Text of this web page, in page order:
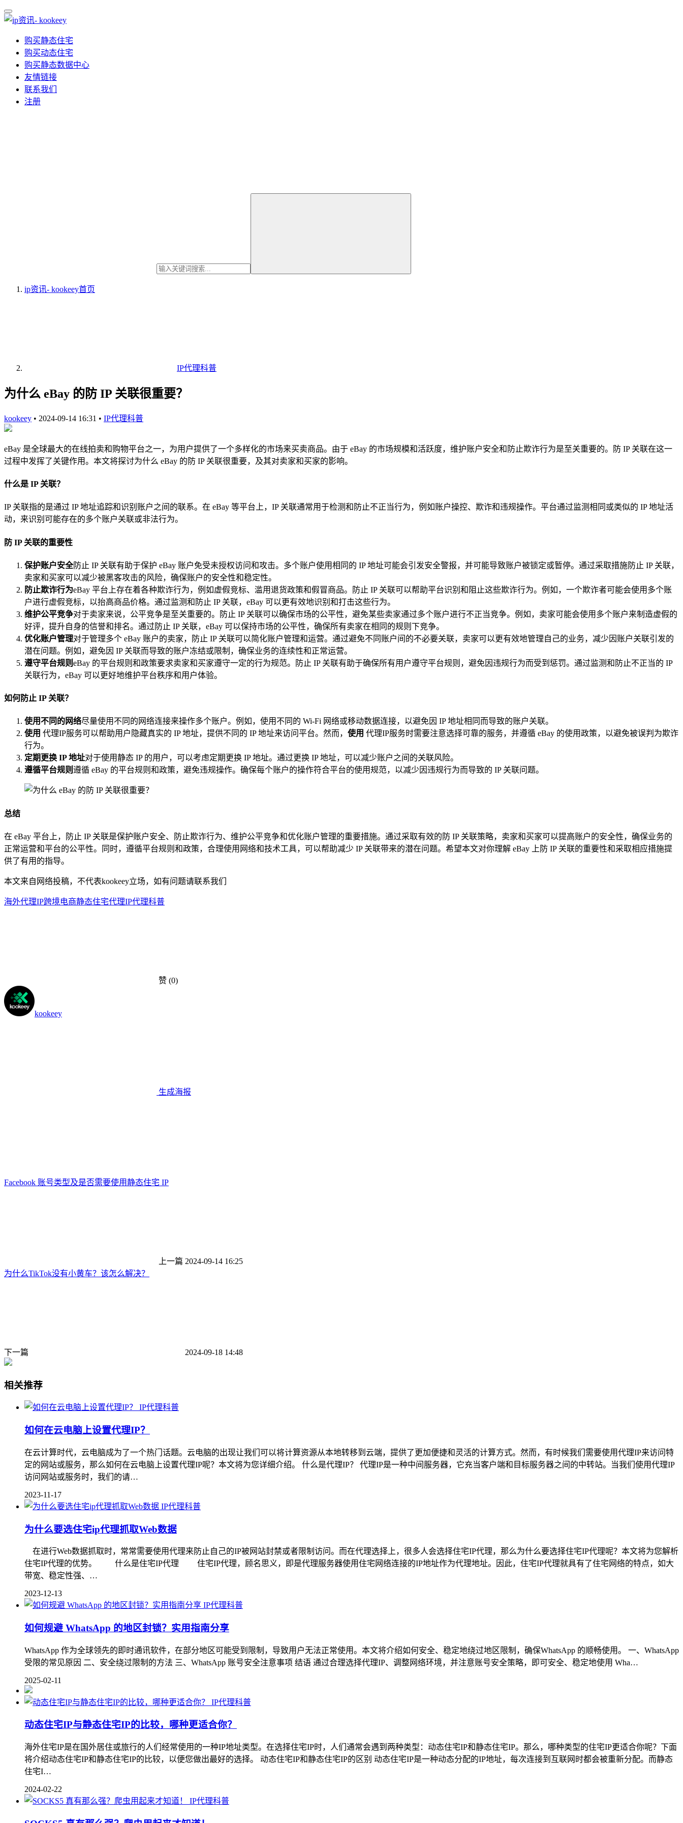
购买静态住宅
购买动态住宅
购买静态数据中心
友情链接
联系我们
注册
ip资讯- kookeey首页
IP代理科普
为什么 eBay 的防 IP 关联很重要？
kookeey • 2024-09-14 16:31 • IP代理科普
eBay 是全球最大的在线拍卖和购物平台之一，为用户提供了一个多样化的市场来买卖商品。由于 eBay 的市场规模和活跃度，维护账户安全和防止欺诈行为是至关重要的。防 IP 关联在这一
过程中发挥了关键作用。本文将探讨为什么 eBay 的防 IP 关联很重要，及其对卖家和买家的影响。
什么是 IP 关联？
IP 关联指的是通过 IP 地址追踪和识别账户之间的联系。在 eBay 等平台上，IP 关联通常用于检测和防止不正当行为，例如账户操控、欺诈和违规操作。平台通过监测相同或类似的 IP 地址活
动，来识别可能存在的多个账户关联或非法行为。
防 IP 关联的重要性
保护账户安全防止 IP 关联有助于保护 eBay 账户免受未授权访问和攻击。多个账户使用相同的 IP 地址可能会引发安全警报，并可能导致账户被锁定或暂停。通过采取措施防止 IP 关联，
卖家和买家可以减少被黑客攻击的风险，确保账户的安全性和稳定性。
防止欺诈行为eBay 平台上存在着各种欺诈行为，例如虚假竞标、滥用退货政策和假冒商品。防止 IP 关联可以帮助平台识别和阻止这些欺诈行为。例如，一个欺诈者可能会使用多个账
户进行虚假竞标，以抬高商品价格。通过监测和防止 IP 关联，eBay 可以更有效地识别和打击这些行为。
维护公平竞争对于卖家来说，公平竞争是至关重要的。防止 IP 关联可以确保市场的公平性，避免某些卖家通过多个账户进行不正当竞争。例如，卖家可能会使用多个账户来制造虚假的
好评，提升自身的信誉和排名。通过防止 IP 关联，eBay 可以保持市场的公平性，确保所有卖家在相同的规则下竞争。
优化账户管理对于管理多个 eBay 账户的卖家，防止 IP 关联可以简化账户管理和运营。通过避免不同账户间的不必要关联，卖家可以更有效地管理自己的业务，减少因账户关联引发的
潜在问题。例如，避免因 IP 关联而导致的账户冻结或限制，确保业务的连续性和正常运营。
遵守平台规则eBay 的平台规则和政策要求卖家和买家遵守一定的行为规范。防止 IP 关联有助于确保所有用户遵守平台规则，避免因违规行为而受到惩罚。通过监测和防止不正当的 IP
关联行为，eBay 可以更好地维护平台秩序和用户体验。
如何防止 IP 关联？
使用不同的网络尽量使用不同的网络连接来操作多个账户。例如，使用不同的 Wi-Fi 网络或移动数据连接，以避免因 IP 地址相同而导致的账户关联。
使用 代理IP服务可以帮助用户隐藏真实的 IP 地址，提供不同的 IP 地址来访问平台。然而， 使用 代理IP服务时需要注意选择可靠的服务，并遵循 eBay 的使用政策，以避免被误判为欺诈
行为。
定期更换 IP 地址对于使用静态 IP 的用户，可以考虑定期更换 IP 地址。通过更换 IP 地址，可以减少账户之间的关联风险。
遵循平台规则遵循 eBay 的平台规则和政策，避免违规操作。确保每个账户的操作符合平台的使用规范，以减少因违规行为而导致的 IP 关联问题。
总结
在 eBay 平台上，防止 IP 关联是保护账户安全、防止欺诈行为、维护公平竞争和优化账户管理的重要措施。通过采取有效的防 IP 关联策略，卖家和买家可以提高账户的安全性，确保业务的
正常运营和平台的公平性。同时，遵循平台规则和政策，合理使用网络和技术工具，可以帮助减少 IP 关联带来的潜在问题。希望本文对你理解 eBay 上防 IP 关联的重要性和采取相应措施提
供了有用的指导。
本文来自网络投稿，不代表kookeey立场，如有问题请联系我们
海外代理IP跨境电商静态住宅代理IP代理科普
赞 (0)
kookeey
生成海报
Facebook 账号类型及是否需要使用静态住宅 IP
上一篇 2024-09-14 16:25
为什么TikTok没有小黄车？该怎么解决？
下一篇 2024-09-18 14:48
相关推荐
IP代理科普
如何在云电脑上设置代理IP？
在云计算时代，云电脑成为了一个热门话题。云电脑的出现让我们可以将计算资源从本地转移到云端，提供了更加便捷和灵活的计算方式。然而，有时候我们需要使用代理IP来访问特
定的网站或服务，那么如何在云电脑上设置代理IP呢？本文将为您详细介绍。 什么是代理IP？ 代理IP是一种中间服务器，它充当客户端和目标服务器之间的中转站。当我们使用代理IP
访问网站或服务时，我们的请…
2023-11-17
IP代理科普
为什么要选住宅ip代理抓取Web数据
在进行Web数据抓取时，常常需要使用代理来防止自己的IP被网站封禁或者限制访问。而在代理选择上，很多人会选择住宅IP代理，那么为什么要选择住宅IP代理呢？本文将为您解析
住宅IP代理的优势。 什么是住宅IP代理 住宅IP代理，顾名思义，即是代理服务器使用住宅网络连接的IP地址作为代理地址。因此，住宅IP代理就具有了住宅网络的特点，如大
带宽、稳定性强、…
2023-12-13
IP代理科普
如何规避 WhatsApp 的地区封锁？实用指南分享
WhatsApp 作为全球领先的即时通讯软件，在部分地区可能受到限制，导致用户无法正常使用。本文将介绍如何安全、稳定地绕过地区限制，确保WhatsApp 的顺畅使用。 一、WhatsApp
受限的常见原因 二、安全绕过限制的方法 三、WhatsApp 账号安全注意事项 结语 通过合理选择代理IP、调整网络环境，并注意账号安全策略，即可安全、稳定地使用 Wha…
2025-02-11
IP代理科普
动态住宅IP与静态住宅IP的比较，哪种更适合你？
海外住宅IP是在国外居住或旅行的人们经常使用的一种IP地址类型。在选择住宅IP时，人们通常会遇到两种类型：动态住宅IP和静态住宅IP。那么，哪种类型的住宅IP更适合你呢？下面
将介绍动态住宅IP和静态住宅IP的比较，以便您做出最好的选择。​​ 动态住宅IP和静态住宅IP的区别 动态住宅IP是一种动态分配的IP地址，每次连接到互联网时都会被重新分配。而静态
住宅I…
2024-02-22
IP代理科普